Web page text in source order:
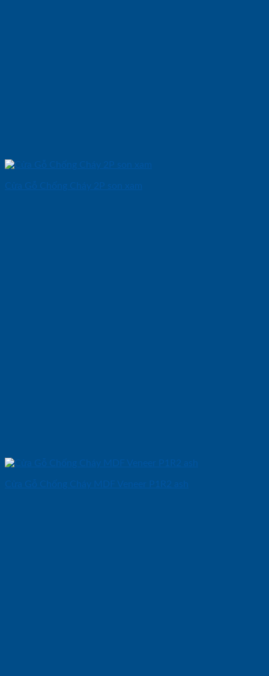
Cửa Gỗ Chống Cháy 2P son xam
Cửa Gỗ Chống Cháy MDF Veneer P1R2 ash